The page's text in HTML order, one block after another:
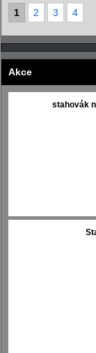
1 2 3 4
Akce
stahovák